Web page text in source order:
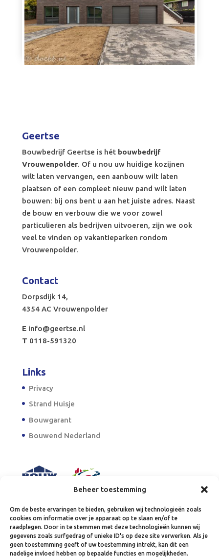
Beheer toestemming
Om de beste ervaringen te bieden, gebruiken wij technologieën zoals
cookies om informatie over je apparaat op te slaan en/of te
raadplegen. Door in te stemmen met deze technologieën kunnen wij
gegevens zoals surfgedrag of unieke ID's op deze site verwerken. Als je
geen toestemming geeft of uw toestemming intrekt, kan dit een
nadelige invloed hebben op bepaalde functies en mogelijkheden.
Geertse
Bouwbedrijf Geertse is hét bouwbedrijf
Vrouwenpolder. Of u nou uw huidige kozijnen
wilt laten vervangen, een aanbouw wilt laten
plaatsen of een compleet nieuw pand wilt laten
bouwen: bij ons bent u aan het juiste adres. Naast
de bouw en verbouw die we voor zowel
particulieren als bedrijven uitvoeren, zijn we ook
veel te vinden op vakantieparken rondom
Vrouwenpolder.
Contact
Dorpsdijk 14,
4354 AC Vrouwenpolder
Einfo@geertse.nl
T 0118-591320
Links
Privacy
Strand Huisje
Bouwgarant
Bouwend Nederland